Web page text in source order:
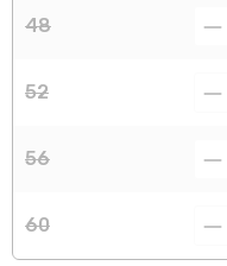
48
52
56
60